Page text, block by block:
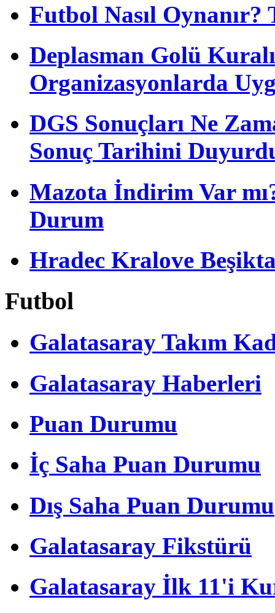
Futbol Nasıl
Deplasman Golü
Organizasyonlarda
DGS Sonuçları Ne
Sonuç Tarihini
Mazota İndirim Var
Durum
Hradec Kralove
Futbol
Galatasaray Takım
Galatasaray Haberleri
Puan Durumu
İç Saha Puan Durumu
Dış Saha Puan Durumu
Galatasaray Fikstürü
Galatasaray İlk 11'i